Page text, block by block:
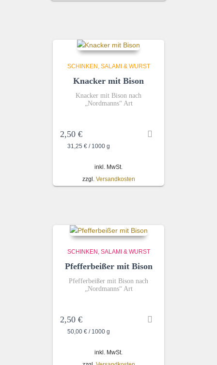
SCHINKEN, SALAMI & WURST
Knacker mit Bison
Knacker mit Bison nach
„Nordmanns“ Art
2,50 €
31,25 € / 1000 g
inkl. MwSt.
zzgl. Versandkosten
SCHINKEN, SALAMI & WURST
Pfefferbeißer mit Bison
Pfefferbeißer mit Bison nach
„Nordmanns“ Art
2,50 €
50,00 € / 1000 g
inkl. MwSt.